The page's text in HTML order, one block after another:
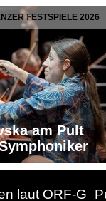
FESTSPIELE 2026
am Pult
laut ORF-G